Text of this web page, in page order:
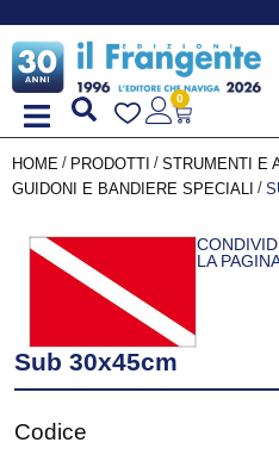
0
HOME / PRODOTTI / STRUMENTI E
GUIDONI E BANDIERE SPECIALI
/
LA
Sub 30x45cm
Codice